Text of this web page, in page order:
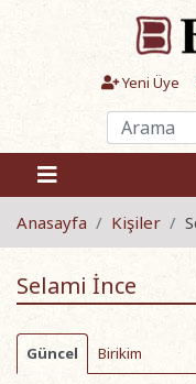
Yeni Üye
Anasayfa Kişiler
Selami İnce
Güncel Birikim